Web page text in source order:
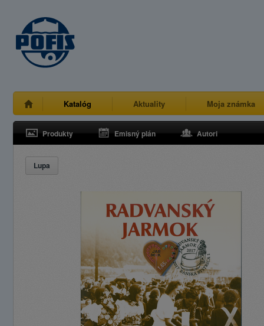
Katalóg Aktuality Moja známka
Produkty Emisný plán Autori
Lupa